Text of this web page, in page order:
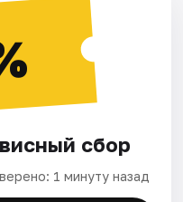
сбор
1 минуту назад